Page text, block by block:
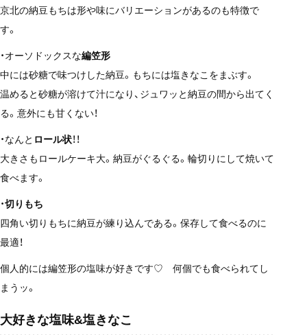
京北の納豆もちは形や味にバリエーションがあるのも特徴で
す。
・オーソドックスな編笠形
中には砂糖で味つけした納豆。もちには塩きなこをまぶす。
温めると砂糖が溶けて汁になり、ジュワッと納豆の間から出てく
る。意外にも甘くない！
・なんと ロール状！！
大きさもロールケーキ大。納豆がぐるぐる。輪切りにして焼いて
食べます。
・切りもち
四角い切りもちに納豆が練り込んである。保存して食べるのに
最適！
個人的には編笠形の塩味が好きです♡ 何個でも食べられてし
まうッ。
大好きな塩味&塩きなこ